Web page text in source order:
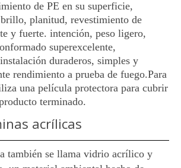
de PE en su superficie,
planitud, revestimiento de
y fuerte. intención, peso ligero,
superexcelente,
duraderos, simples y
rendimiento a prueba de fuego.Para
una película protectora para cubrir
terminado.
acrílicas
también se llama vidrio acrílico y